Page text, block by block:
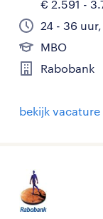
€ 2.591 -
24 - 36
MBO
Rabobank
bekijk vacature